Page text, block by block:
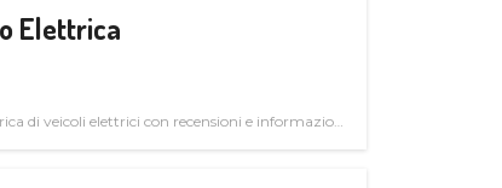
Elettrica
di veicoli elettrici con recensioni e informazioni